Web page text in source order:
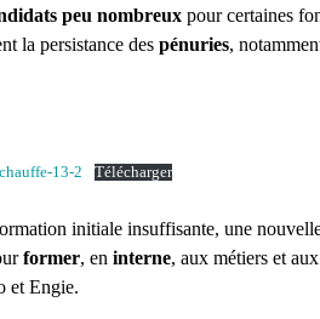
peu nombreux pour certaines
la persistance despénuries,
13-2 Télécharger
initiale insuffisante, une
former, eninterne, aux métiers et
et Engie.